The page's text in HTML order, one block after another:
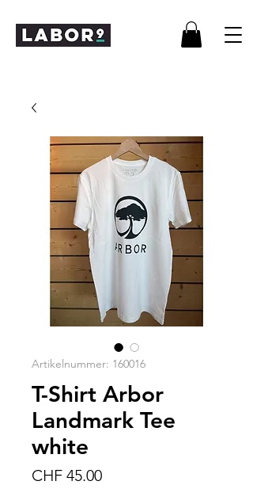
Artikelnummer: 160016
T-Shirt Arbor
Landmark Tee
white
CHF 45.00Preis